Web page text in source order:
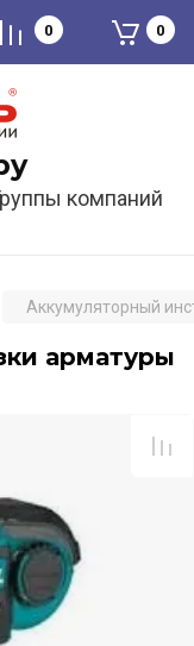
компаний
0 0
Аккумуляторный
арматуры